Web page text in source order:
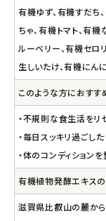
有機ゆず、有機すだち
ちゃ、有機トマト、有
ルーベリー、有機セロ
生しいたけ、有機にん
このような方におすす
・不規則な食生活をリ
・毎日スッキリ過ごし
・体のコンディション
有機植物発酵エキス
滋賀県比叡山の麓か